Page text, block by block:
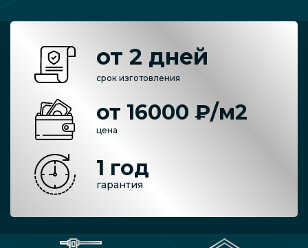
от 2 дней
срок изготовления
от 16000 ₽/м2
цена
1 год
гарантия